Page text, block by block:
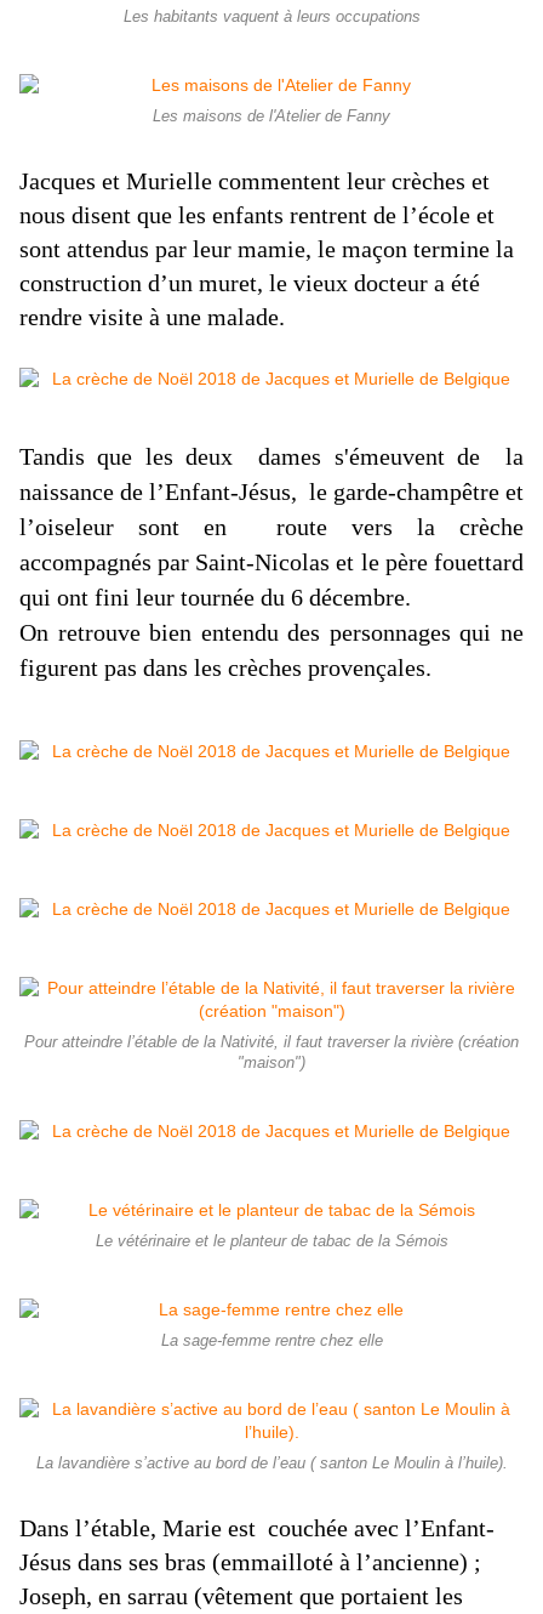
Les habitants vaquent à leurs occupations
Les maisons de l'Atelier de Fanny
Jacques et Murielle commentent leur crèches et
nous disent que les enfants rentrent de l’école et
sont attendus par leur mamie, le maçon termine la
construction d’un muret, le vieux docteur a été
rendre visite à une malade.
Tandis que les deux dames s'émeuvent de la
naissance de l’Enfant-Jésus, le garde-champêtre et
l’oiseleur sont en route vers la crèche
accompagnés par Saint-Nicolas et le père fouettard
qui ont fini leur tournée du 6 décembre.
On retrouve bien entendu des personnages qui ne
figurent pas dans les crèches provençales.
Pour atteindre l’étable de la Nativité, il faut traverser la rivière (création
"maison")
Le vétérinaire et le planteur de tabac de la Sémois
La sage-femme rentre chez elle
La lavandière s’active au bord de l’eau ( santon Le Moulin à l’huile).
Dans l’étable, Marie est couchée avec l’Enfant-
Jésus dans ses bras (emmailloté à l’ancienne) ;
Joseph, en sarrau (vêtement que portaient les